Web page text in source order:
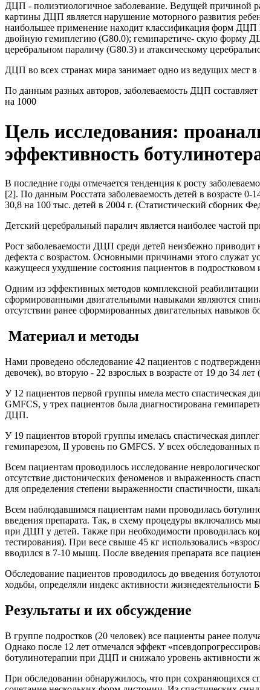
ДЦП - полиэтиологичное заболевание. Ведущей причиной
картины ДЦП является нарушение моторного развития
наибольшее применение находит классификация форм ДЦП
двойную гемиплегию (G80.0); гемипаретиче- скую форму
церебральном параличу (G80.3) и атаксическому
ДЦП во всех странах мира занимает одно из ведущих мест в
По данным разных авторов, заболеваемость ДЦП
на 1000
Цель исследования:
эффективность
В последние годы отмечается тенденция к росту
[2]. По данным Росстата заболеваемость детей в возрасте
30,8 на 100 тыс. детей в 2004 г. (Статистический сборник
Детский церебральный паралич является наиболее частой
Рост заболеваемости ДЦП среди детей неизбежно
дефекта с возрастом. Основными причинами этого служат
кажущееся ухудшение состояния пациентов в
Одним из эффективных методов комплексной
сформированными двигательными навыками являются
отсутствии ранее сформированных двигательных навыков
Материал и методы
Нами проведено обследование 42 пациентов с
девочек), во вторую - 22 взрослых в возрасте от 19 до 34
У 12 пациентов первой группы имела место спастическая
GMFCS, у трех пациентов была диагностирована
ДЦП.
У 19 пациентов второй группы имелась спастическая
гемипарезом, II уровень по GMFCS. У всех обследованных
Всем пациентам проводилось исследование
отсутствие дистонических феноменов и выраженность
для определения степени выраженности спастичности,
Всем наблюдавшимся пациентам нами проводилась
введения препарата. Так, в схему процедуры включались
при ДЦП у детей. Также при необходимости проводилась
тестирования). При весе свыше 45 кг использовались
вводился в 7-10 мышц. После введения препарата все
Обследование пациентов проводилось до введения
ходьбы, определяли индекс активности
Результаты и их обсуждение
В группе подростков (20 человек) все пациенты ранее
Однако после 12 лет отмечался эффект
ботулинотерапии при ДЦП и снижало уровень активности
При обследовании обнаружилось, что при сохраняющихся